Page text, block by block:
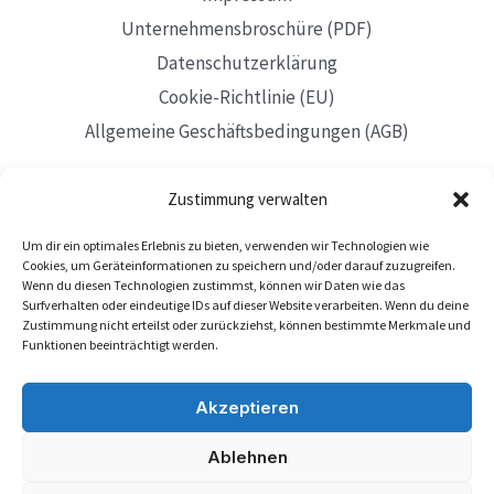
Zustimmung verwalten
Um dir ein optimales Erlebnis zu bieten, verwenden wir Technologien wie
Cookies, um Geräteinformationen zu speichern und/oder darauf zuzugreifen.
Wenn du diesen Technologien zustimmst, können wir Daten wie das
Surfverhalten oder eindeutige IDs auf dieser Website verarbeiten. Wenn du deine
Zustimmung nicht erteilst oder zurückziehst, können bestimmte Merkmale und
Funktionen beeinträchtigt werden.
Akzeptieren
Ablehnen
Unternehmensbroschüre (PDF)
Datenschutzerklärung
Cookie-Richtlinie (EU)
Allgemeine Geschäftsbedingungen (AGB)
Mit Sitz in Düsseldorf